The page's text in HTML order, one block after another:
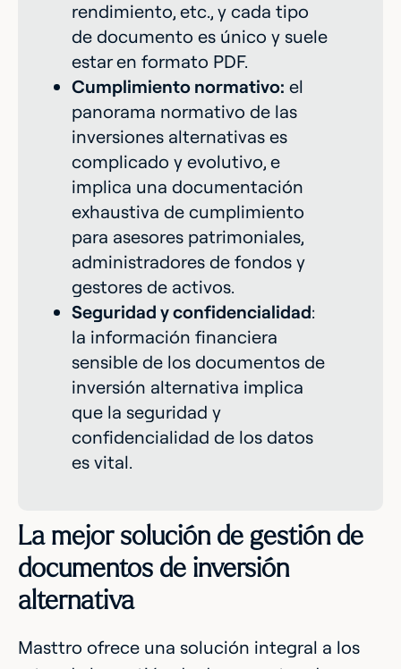
rendimiento, etc., y cada tipo
de documento es único y suele
estar en formato PDF.
Cumplimiento normativo: el
panorama normativo de las
inversiones alternativas es
complicado y evolutivo, e
implica una documentación
exhaustiva de cumplimiento
para asesores patrimoniales,
administradores de fondos y
gestores de activos.
Seguridad y confidencialidad:
la información financiera
sensible de los documentos de
inversión alternativa implica
que la seguridad y
confidencialidad de los datos
es vital.
La mejor solución de gestión de
documentos de inversión
alternativa
Masttro ofrece una solución integral a los